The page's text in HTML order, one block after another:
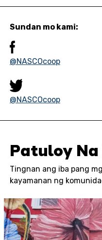
Sundan mo kami:
@NASCOcoop
@NASCOcoop
Patuloy
Tingnan ang iba pang
kayamanan ng